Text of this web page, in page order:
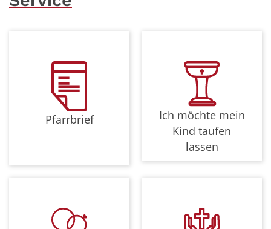
Pfarrbrief
Ich möchte mein
Kind taufen
lassen